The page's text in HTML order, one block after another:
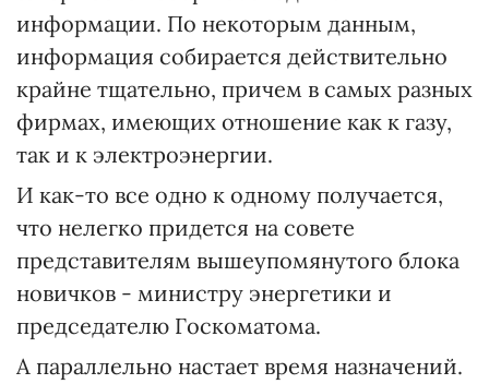
информации. По некоторым данным,
информация собирается действительно
крайне тщательно, причем в самых разных
фирмах, имеющих отношение как к газу,
так и к электроэнергии.
И как-то все одно к одному получается,
что нелегко придется на совете
представителям вышеупомянутого блока
новичков - министру энергетики и
председателю Госкоматома.
А параллельно настает время назначений.